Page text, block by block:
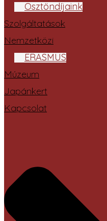
Ösztöndíjaink
Szolgáltatások
Nemzetközi
ERASMUS
Múzeum
Japánkert
Kapcsolat